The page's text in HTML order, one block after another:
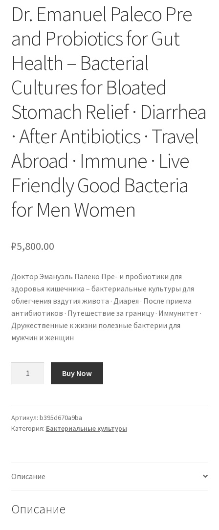
Dr. Emanuel Paleco Pre
and Probiotics for Gut
Health – Bacterial
Cultures for Bloated
Stomach Relief · Diarrhea
· After Antibiotics · Travel
Abroad · Immune · Live
Friendly Good Bacteria
for Men Women
₽5,800.00
Доктор Эмануэль Палеко Пре- и пробиотики для
здоровья кишечника – бактериальные культуры для
облегчения вздутия живота · Диарея · После приема
антибиотиков · Путешествие за границу · Иммунитет ·
Дружественные к жизни полезные бактерии для
мужчин и женщин
Paleco
Pre
Gut
Bacterial
Buy Now
Артикул: b395d670a9ba
Категория: Бактериальные культуры
Описание
Описание